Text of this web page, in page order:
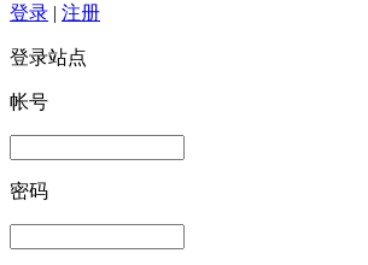
登录 | 注册
登录站点
帐号
密码